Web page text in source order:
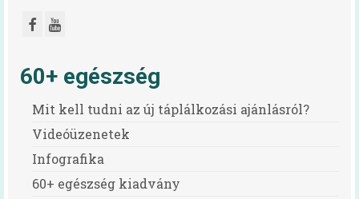
Iskolai feltételrendszer és jó gyakorlatok
(toolkit)
Egészséges táplálkozás otthon és az
Oktatási anyagok
60+ egészség
Mit kell tudni az új táplálkozási ajánlásról?
Videóüzenetek
Infografika
60+ egészség kiadvány